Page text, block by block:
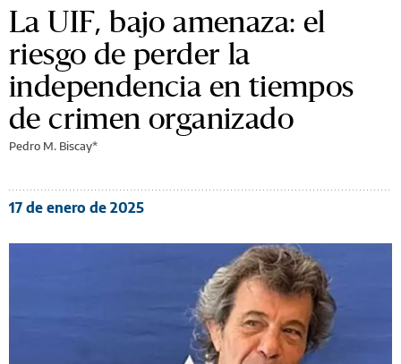
La UIF, bajo amenaza: el
riesgo de perder la
independencia en tiempos
de crimen organizado
Pedro M. Biscay*
17 de enero de 2025